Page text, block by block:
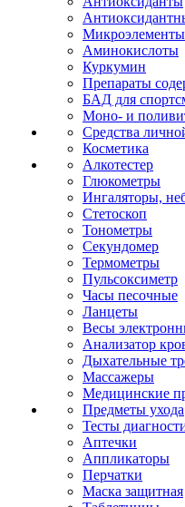
Микроэлементы
Аминокислоты
Куркумин
Препараты
БАД для
Моно- и
Средства
Косметика
Алкотестер
Глюкометры
Ингаляторы,
Стетоскоп
Тонометры
Секундомер
Термометры
Пульсоксиметр
Часы песочные
Ланцеты
Весы
Анализатор
Дыхательные
Массажеры
Медицинские
Предметы ухода
Тесты
Аптечки
Аппликаторы
Перчатки
Маска защитная